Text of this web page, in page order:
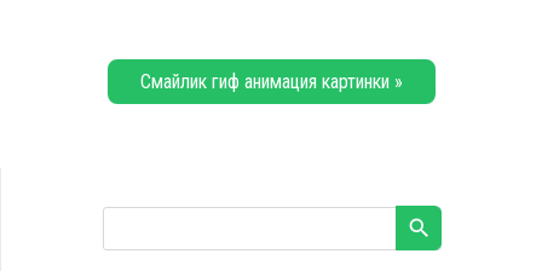
Смайлик гиф анимация картинки »